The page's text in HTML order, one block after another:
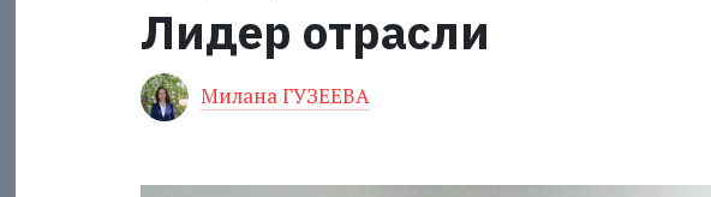
Лидер отрасли
Милана ГУЗЕЕВА